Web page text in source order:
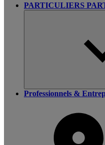
PARTICULIERS
Professionnels &